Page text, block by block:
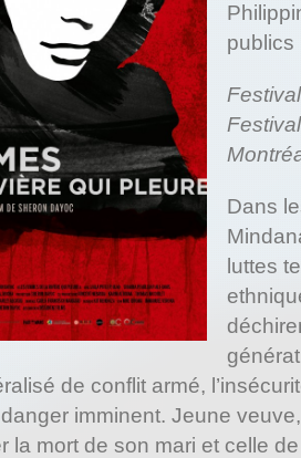
publics
Dans
luttes
de conflit armé,
imminent. Jeune
la mort de son mari et celle